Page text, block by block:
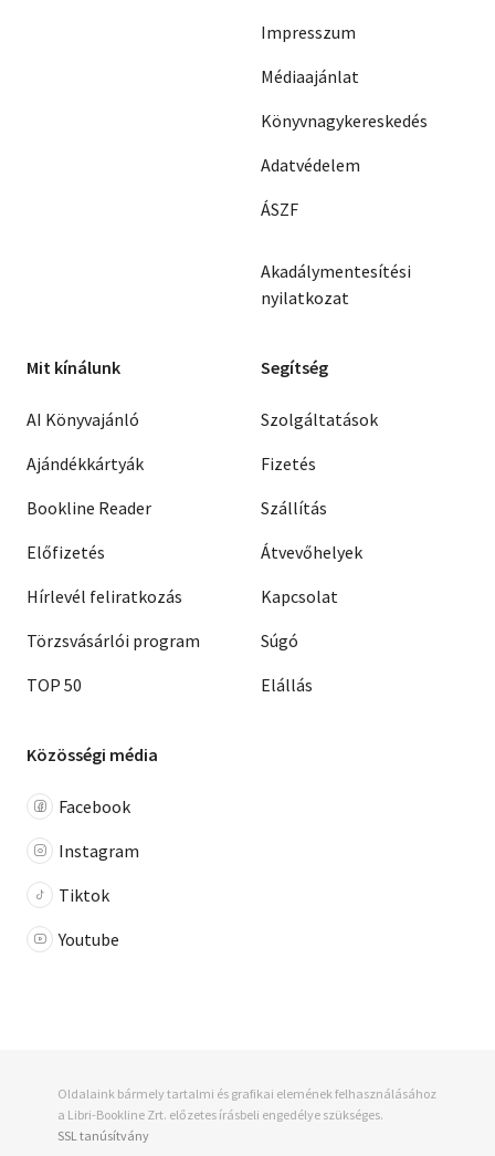
Impresszum
Médiaajánlat
Könyvnagykereskedés
Adatvédelem
ÁSZF
Akadálymentesítési
nyilatkozat
Mit kínálunk
AI Könyvajánló
Ajándékkártyák
Bookline Reader
Előfizetés
Hírlevél feliratkozás
Törzsvásárlói program
TOP 50
Segítség
Szolgáltatások
Fizetés
Szállítás
Átvevőhelyek
Kapcsolat
Súgó
Elállás
Közösségi média
Facebook
Instagram
Tiktok
Youtube
Oldalaink bármely tartalmi és grafikai elemének felhasználásához
a Libri-Bookline Zrt. előzetes írásbeli engedélye szükséges.
SSL tanúsítvány